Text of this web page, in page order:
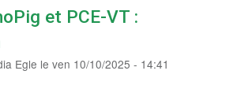
et PCE-VT :
Egle leven 10/10/2025 - 14:41